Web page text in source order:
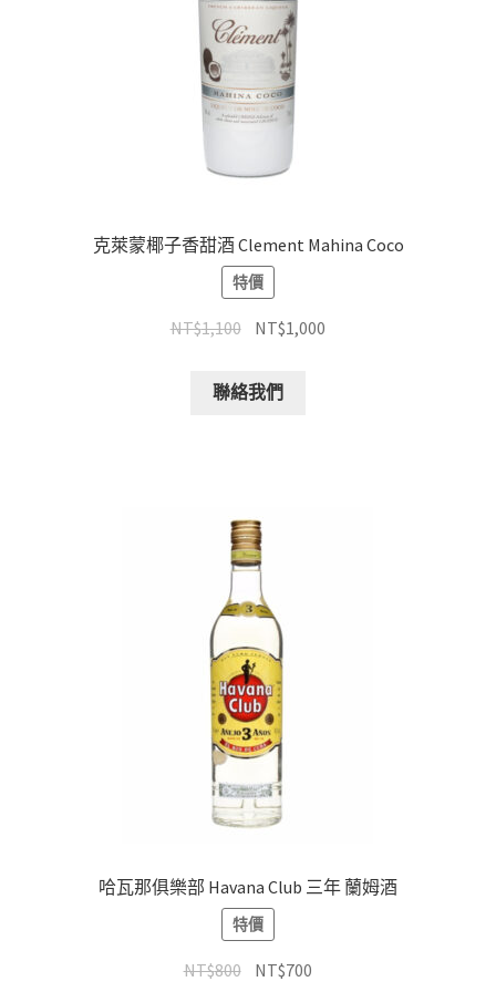
克萊蒙椰子香甜酒 Clement Mahina Coco
特價
NT$1,100 NT$1,000
聯絡我們
哈瓦那俱樂部 Havana Club 三年 蘭姆酒
特價
NT$800 NT$700